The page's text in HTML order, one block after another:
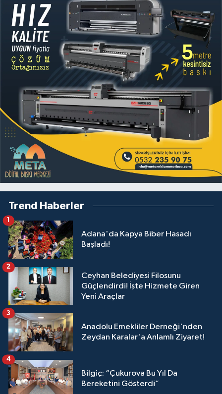
Trend Haberler
Adana'da Kapya Biber Hasadı
Başladı!
1
Ceyhan Belediyesi Filosunu
Güçlendirdi! İşte Hizmete Giren
Yeni Araçlar
2
Anadolu Emekliler Derneği'nden
Zeydan Karalar'a Anlamlı Ziyaret!
3
Bilgiç: “Çukurova Bu Yıl Da
Bereketini Gösterdi”
4